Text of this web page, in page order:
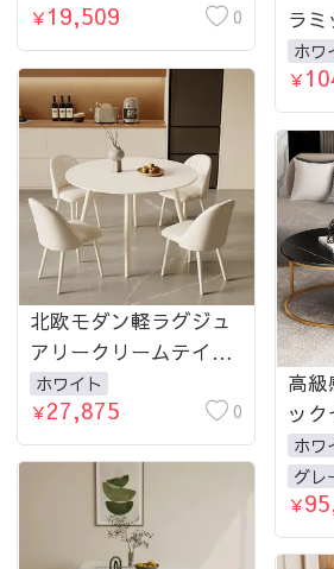
ミック天板 幅113 幅
133 幅153 幅173 幅193
ホワイト 炭素鋼脚 モ
ダンデザイン ハイテー
ブル カフェ風 省スペ
ース 2人 4人 6人対応
hxh-5684
￥19,509 0
ラ
人
cm
グ
ホワ
￥
北欧モダン軽ラグジュ
アリークリームテイス
トシンプル円形セラミ
ック天板ダイニングテ
ーブル hxh-5685
ホワイト
￥27,875 0
高級
ッ
—モ
最
ホワ
グレ
￥